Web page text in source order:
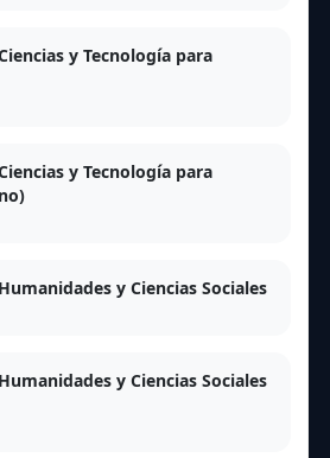
y Tecnología para
y Tecnología para
y Ciencias Sociales
y Ciencias Sociales